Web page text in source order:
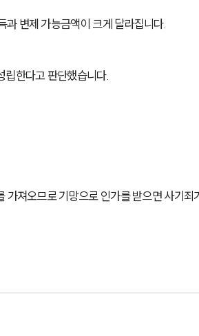
변제 가능금액이 크게 달라집니다.
립한다고 판단했습니다.
져오므로 기망으로 인가를 받으면 사기죄